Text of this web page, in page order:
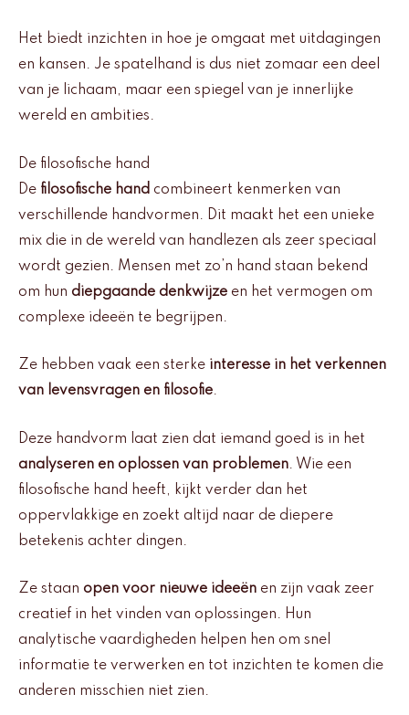
Het biedt inzichten in hoe je omgaat met uitdagingen
en kansen. Je spatelhand is dus niet zomaar een deel
van je lichaam, maar een spiegel van je innerlijke
wereld en ambities.
De filosofische hand
De filosofische hand combineert kenmerken van
verschillende handvormen. Dit maakt het een unieke
mix die in de wereld van handlezen als zeer speciaal
wordt gezien. Mensen met zo’n hand staan bekend
om hun diepgaande denkwijze en het vermogen om
complexe ideeën te begrijpen.
Ze hebben vaak een sterke interesse in het verkennen
van levensvragen en filosofie.
Deze handvorm laat zien dat iemand goed is in het
analyseren en oplossen van problemen. Wie een
filosofische hand heeft, kijkt verder dan het
oppervlakkige en zoekt altijd naar de diepere
betekenis achter dingen.
Ze staan open voor nieuwe ideeën en zijn vaak zeer
creatief in het vinden van oplossingen. Hun
analytische vaardigheden helpen hen om snel
informatie te verwerken en tot inzichten te komen die
anderen misschien niet zien.